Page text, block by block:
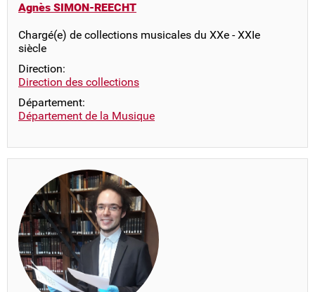
Agnès SIMON-REECHT
Chargé(e) de collections musicales du XXe - XXIe
siècle
Direction:
Direction des collections
Département:
Département de la Musique